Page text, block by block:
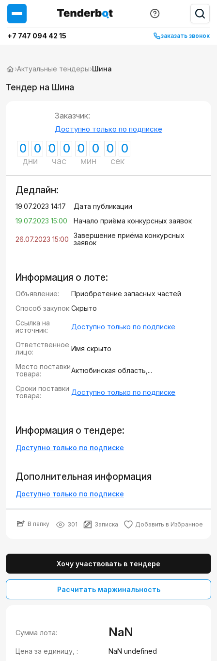
+7 747 094 42 15 заказать звонок
›Актуальные тендеры›Шина
Тендер на Шина
Заказчик:
Доступно только по подписке
0 0
дни
0 0
час
0 0
мин
0 0
сек
Дедлайн:
19.07.2023 14:17
Дата публикации
19.07.2023 15:00
Начало приёма конкурсных заявок
26.07.2023 15:00
Завершение приёма конкурсных
заявок
Информация о лоте:
Объявление:
Приобретение запасных частей
Способ закупок:Скрыто
Ссылка на
источник:
Доступно только по подписке
Ответственное
лицо:
Имя скрыто
Место поставки
товара:
Актюбинская область,...
Сроки поставки
товара:
Доступно только по подписке
Информация о тендере:
Доступно только по подписке
Дополнительная информация
Доступно только по подписке
В папку 301 Записка Добавить в Избранное
Хочу участвовать в тендере
Расчитать маржинальность
Сумма лота: NaN
Цена за единицу, : NaN undefined